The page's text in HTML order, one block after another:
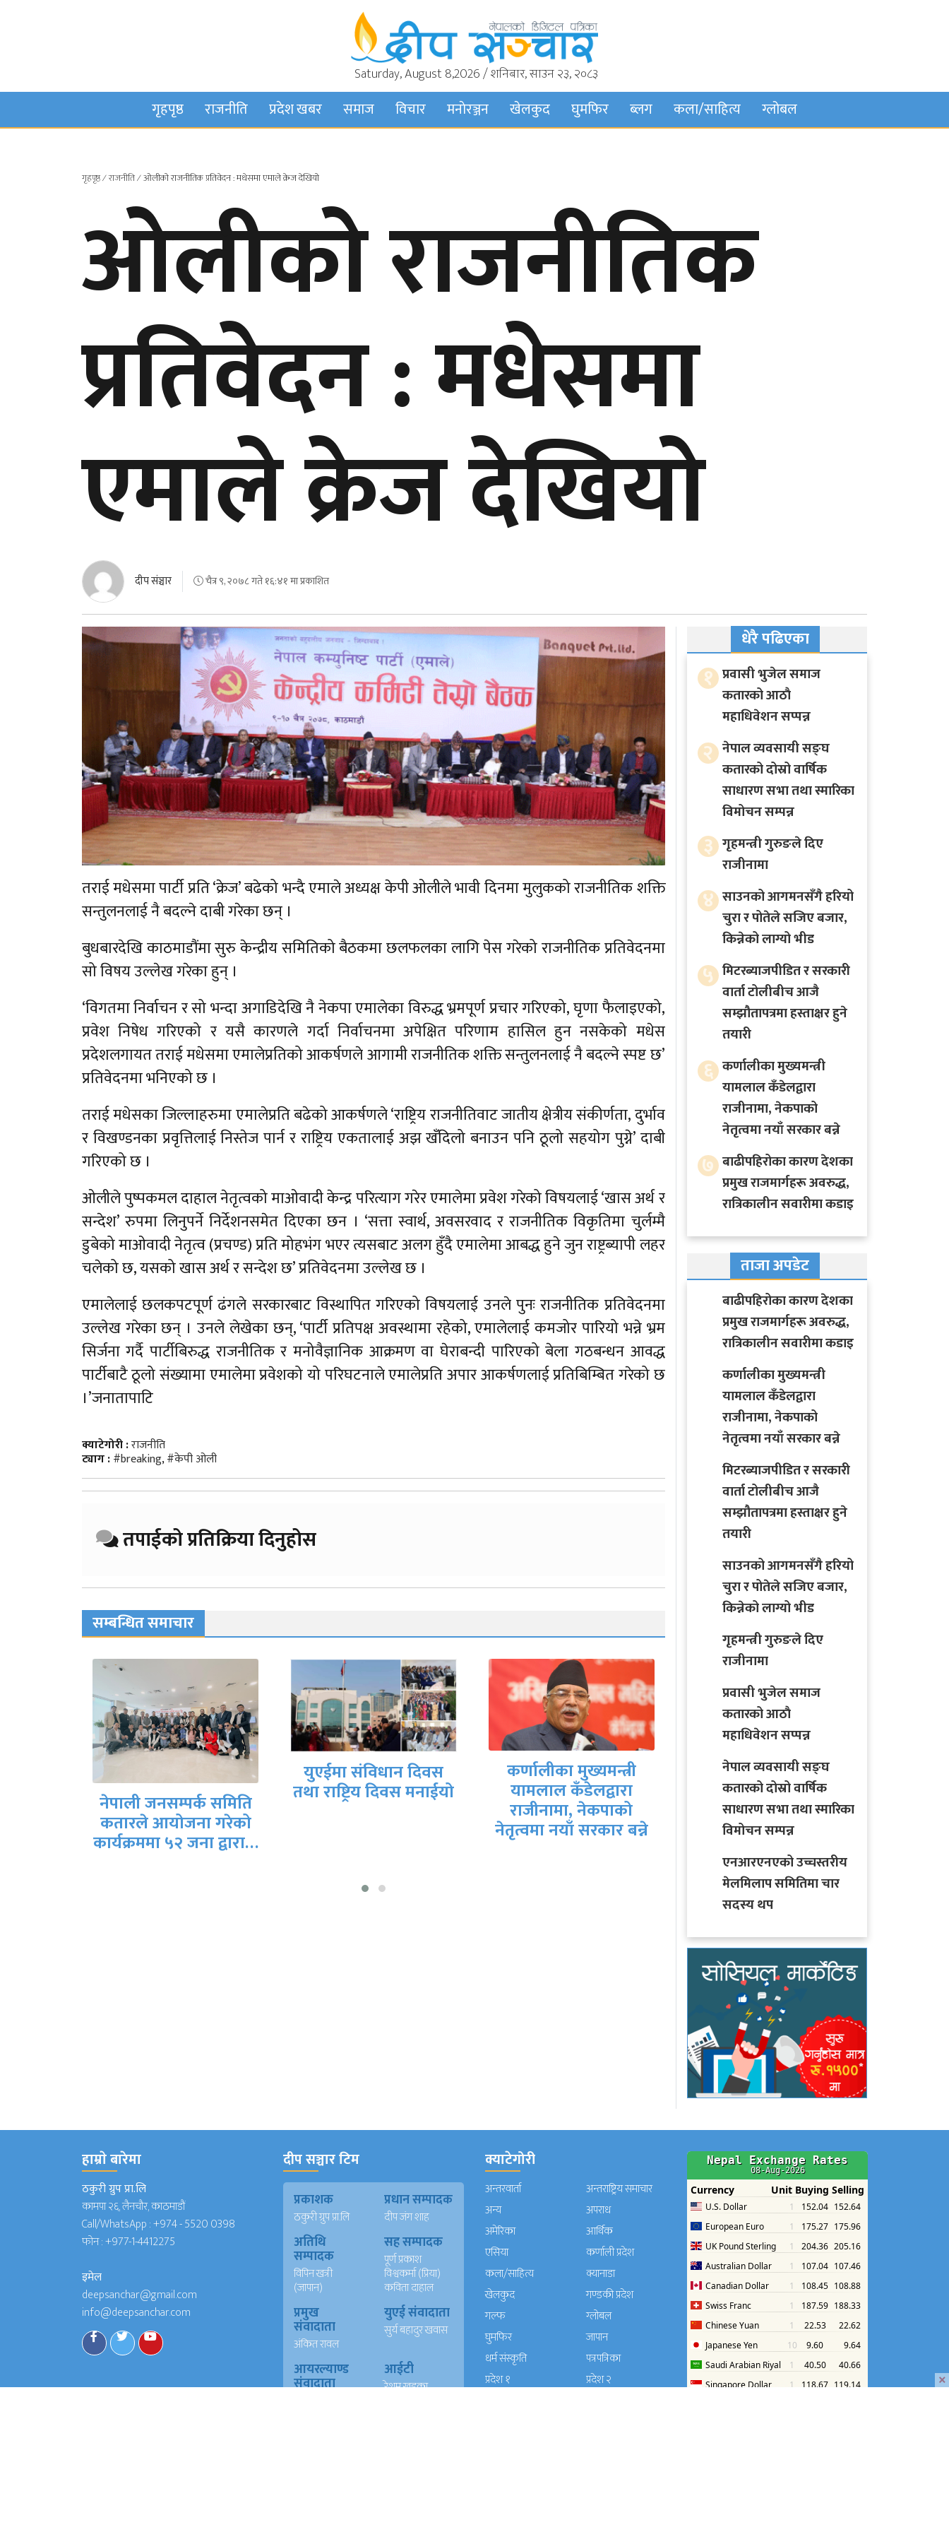
Saturday, August 8,2026 / शनिबार, साउन २३, २०८३
गृहपृष्ठ राजनीति प्रदेश खबर समाज विचार मनाेरञ्जन खेलकुद घुमफिर ब्लग कला/साहित्य ग्लोबल
गृहपृष्ठ∕राजनीति∕ओलीको राजनीतिक प्रतिवेदन : मधेसमा एमाले क्रेज देखियो
ओलीको राजनीतिक
प्रतिवेदन : मधेसमा
एमाले क्रेज देखियो
दीप संञ्चार चैत्र ९, २०७८ गते १६:४१ मा प्रकाशित
तराई मधेसमा पार्टी प्रति ‘क्रेज’ बढेको भन्दै एमाले अध्यक्ष केपी ओलीले भावी दिनमा मुलुकको राजनीतिक शक्ति
सन्तुलनलाई नै बदल्ने दाबी गरेका छन् ।
बुधबारदेखि काठमाडौंमा सुरु केन्द्रीय समितिको बैठकमा छलफलका लागि पेस गरेको राजनीतिक प्रतिवेदनमा
सो विषय उल्लेख गरेका हुन् ।
‘विगतमा निर्वाचन र सो भन्दा अगाडिदेखि नै नेकपा एमालेका विरुद्ध भ्रमपूर्ण प्रचार गरिएको, घृणा फैलाइएको,
प्रवेश निषेध गरिएको र यसै कारणले गर्दा निर्वाचनमा अपेक्षित परिणाम हासिल हुन नसकेको मधेस
प्रदेशलगायत तराई मधेसमा एमालेप्रतिको आकर्षणले आगामी राजनीतिक शक्ति सन्तुलनलाई नै बदल्ने स्पष्ट छ’
प्रतिवेदनमा भनिएको छ ।
तराई मधेसका जिल्लाहरुमा एमालेप्रति बढेको आकर्षणले ‘राष्ट्रिय राजनीतिवाट जातीय क्षेत्रीय संकीर्णता, दुर्भाव
र विखण्डनका प्रवृत्तिलाई निस्तेज पार्न र राष्ट्रिय एकतालाई अझ खँदिलो बनाउन पनि ठूलो सहयोग पुग्ने’ दाबी
गरिएको छ ।
ओलीले पुष्पकमल दाहाल नेतृत्वको माओवादी केन्द्र परित्याग गरेर एमालेमा प्रवेश गरेको विषयलाई ‘खास अर्थ र
सन्देश’ रुपमा लिनुपर्ने निर्देशनसमेत दिएका छन । ‘सत्ता स्वार्थ, अवसरवाद र राजनीतिक विकृतिमा चुर्लम्मै
डुबेको माओवादी नेतृत्व (प्रचण्ड) प्रति मोहभंग भएर त्यसबाट अलग हुँदै एमालेमा आबद्ध हुने जुन राष्ट्रब्यापी लहर
चलेको छ, यसको खास अर्थ र सन्देश छ’ प्रतिवेदनमा उल्लेख छ ।
एमालेलाई छलकपटपूर्ण ढंगले सरकारबाट विस्थापित गरिएको विषयलाई उनले पुनः राजनीतिक प्रतिवेदनमा
उल्लेख गरेका छन् । उनले लेखेका छन्, ‘पार्टी प्रतिपक्ष अवस्थामा रहेको, एमालेलाई कमजोर पारियो भन्ने भ्रम
सिर्जना गर्दै पार्टीबिरुद्ध राजनीतिक र मनोवैज्ञानिक आक्रमण वा घेराबन्दी पारिएको बेला गठबन्धन आवद्ध
पार्टीबाटै ठूलो संख्यामा एमालेमा प्रवेशको यो परिघटनाले एमालेप्रति अपार आकर्षणलाई प्रतिबिम्बित गरेको छ
।’जनातापाटि
क्याटेगोरी :राजनीति
ट्याग :#breaking,#केपी ओली
तपाईको प्रतिक्रिया दिनुहोस
सम्बन्धित समाचार
तथा राष्ट्रिय दिवस मनाईयो
कर्णालीका मुख्यमन्त्री
यामलाल कँडेलद्वारा
राजीनामा, नेकपाको
गृहमन्त्री गुरुङले दिए
राजीनामा नेपाली जनसम्पर्क समिति
कतारले आयोजना गरेको
कार्यक्रममा ५२ जना द्वारा…
धेरै पढिएका
१ प्रवासी भुजेल समाज
कतारको आठाै
महाधिवेशन सप्पन्न
२ नेपाल व्यवसायी सङ्घ
कतारको दोस्रो वार्षिक
साधारण सभा तथा स्मारिका
विमोचन सम्पन्न
३ गृहमन्त्री गुरुङले दिए
राजीनामा
४ साउनको आगमनसँगै हरियो
चुरा र पोतेले सजिए बजार,
किन्नेको लाग्यो भीड
५ मिटरब्याजपीडित र सरकारी
वार्ता टोलीबीच आजै
सम्झौतापत्रमा हस्ताक्षर हुने
तयारी
६ कर्णालीका मुख्यमन्त्री
यामलाल कँडेलद्वारा
राजीनामा, नेकपाको
नेतृत्वमा नयाँ सरकार बन्ने
७ बाढीपहिरोका कारण देशका
प्रमुख राजमार्गहरू अवरुद्ध,
रात्रिकालीन सवारीमा कडाइ
ताजा अपडेट
बाढीपहिरोका कारण देशका
प्रमुख राजमार्गहरू अवरुद्ध,
रात्रिकालीन सवारीमा कडाइ
कर्णालीका मुख्यमन्त्री
यामलाल कँडेलद्वारा
राजीनामा, नेकपाको
नेतृत्वमा नयाँ सरकार बन्ने
मिटरब्याजपीडित र सरकारी
वार्ता टोलीबीच आजै
सम्झौतापत्रमा हस्ताक्षर हुने
तयारी
साउनको आगमनसँगै हरियो
चुरा र पोतेले सजिए बजार,
किन्नेको लाग्यो भीड
गृहमन्त्री गुरुङले दिए
राजीनामा
प्रवासी भुजेल समाज
कतारको आठाै
महाधिवेशन सप्पन्न
नेपाल व्यवसायी सङ्घ
कतारको दोस्रो वार्षिक
साधारण सभा तथा स्मारिका
विमोचन सम्पन्न
एनआरएनएको उच्चस्तरीय
मेलमिलाप समितिमा चार
सदस्य थप
हाम्राे बारेमा
ठकुरी ग्रुप प्रा.लि
कामपा २६, लैनचौर, काठमाडौं
Call/WhatsApp :+974 - 5520 0398
फोन :+977-1-4412275
इमेल
deepsanchar@gmail.com
info@deepsanchar.com
दीप सञ्चार टिम
प्रकाशक
ठकुरी ग्रुप प्रा.लि
प्रधान सम्पादक
दीप जंग शाह
अतिथि
सम्पादक
विपिन खत्री
(जापान)
सह सम्पादक
पूर्ण प्रकाश
विश्वकर्मा (प्रिया)
कविता दाहाल
प्रमुख
संवादाता
अंकित रावल
युएई संवादाता
सुर्य बहादुर खवास
आयरल्याण्ड
संवादाता
आईटी
रेशम खड्का
क्याटेगोरी
अन्तरवार्ता
अन्तराष्ट्रिय समाचार
अन्य
अपराध
अमेरिका
आर्थिक
एसिया
कर्णाली प्रदेश
कला/साहित्य
क्यानाडा
खेलकुद
गण्डकी प्रदेश
गल्फ
ग्लोबल
घुमफिर
जापान
धर्म संस्कृति
पत्रपत्रिका
प्रदेश १
प्रदेश २
×